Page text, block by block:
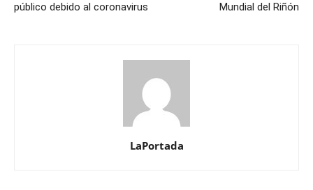
público debido al coronavirus
Mundial del Riñón
LaPortada